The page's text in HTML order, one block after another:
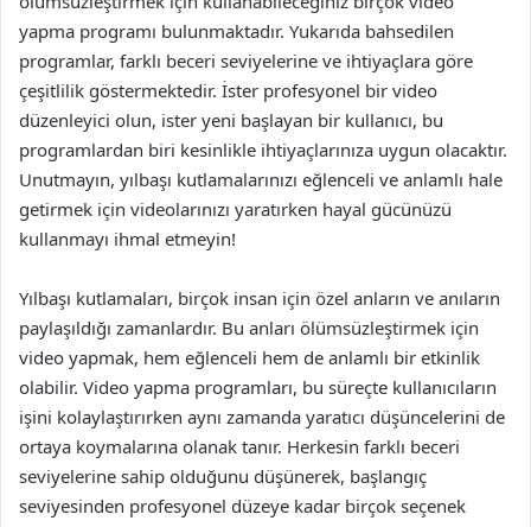
yapma programı bulunmaktadır. Yukarıda bahsedilen
programlar, farklı beceri seviyelerine ve ihtiyaçlara göre
çeşitlilik göstermektedir. İster profesyonel bir video
düzenleyici olun, ister yeni başlayan bir kullanıcı, bu
programlardan biri kesinlikle ihtiyaçlarınıza uygun olacaktır.
Unutmayın, yılbaşı kutlamalarınızı eğlenceli ve anlamlı hale
getirmek için videolarınızı yaratırken hayal gücünüzü
kullanmayı ihmal etmeyin!
Yılbaşı kutlamaları, birçok insan için özel anların ve anıların
paylaşıldığı zamanlardır. Bu anları ölümsüzleştirmek için
video yapmak, hem eğlenceli hem de anlamlı bir etkinlik
olabilir. Video yapma programları, bu süreçte kullanıcıların
işini kolaylaştırırken aynı zamanda yaratıcı düşüncelerini de
ortaya koymalarına olanak tanır. Herkesin farklı beceri
seviyelerine sahip olduğunu düşünerek, başlangıç
seviyesinden profesyonel düzeye kadar birçok seçenek